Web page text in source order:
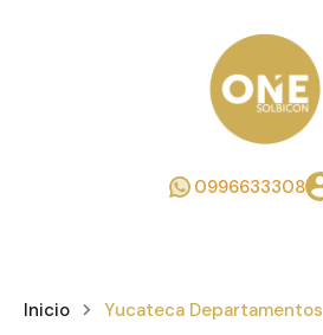
0996633308
Inicio Yucateca Departamentos